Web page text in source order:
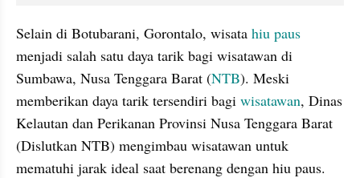
Selain di Botubarani, Gorontalo, wisata hiu paus
menjadi salah satu daya tarik bagi wisatawan di
Sumbawa, Nusa Tenggara Barat (NTB). Meski
memberikan daya tarik tersendiri bagi wisatawan, Dinas
Kelautan dan Perikanan Provinsi Nusa Tenggara Barat
(Dislutkan NTB) mengimbau wisatawan untuk
mematuhi jarak ideal saat berenang dengan hiu paus.